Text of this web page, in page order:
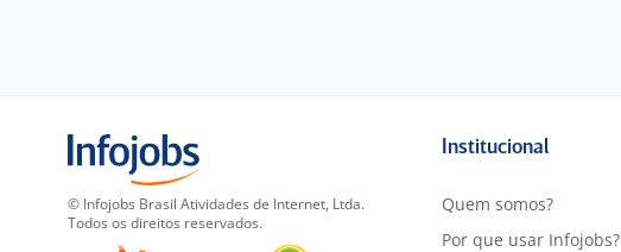
© Infojobs Brasil Atividades de Internet, Ltda.
Todos os direitos reservados.
Institucional
Quem somos?
Por que usar Infojobs?